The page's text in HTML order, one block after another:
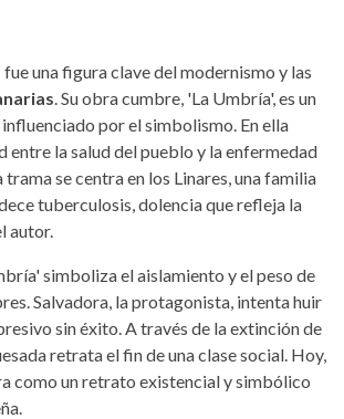
fue una figura clave del modernismo y las
. Su obra cumbre, 'La Umbría', es un
por el simbolismo. En ella
entre la salud del pueblo y la enfermedad
trama se centra en los Linares, una familia
tuberculosis, dolencia que refleja la
autor.
simboliza el aislamiento y el peso de
Salvadora, la protagonista, intenta huir
sin éxito. A través de la extinción de
retrata el fin de una clase social. Hoy,
como un retrato existencial y simbólico